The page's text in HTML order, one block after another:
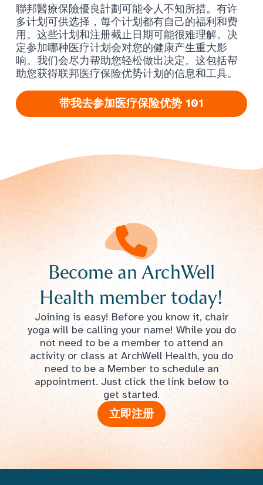
聯邦醫療保險優良計劃可能令人不知所措。有许
多计划可供选择，每个计划都有自己的福利和费
用。这些计划和注册截止日期可能很难理解。决
定参加哪种医疗计划会对您的健康产生重大影
响。我们会尽力帮助您轻松做出决定。这包括帮
助您获得联邦医疗保险优势计划的信息和工具。
带我去参加医疗保险优势 101
Become an ArchWell
Health member today!
Joining is easy! Before you know it, chair
yoga will be calling your name! While you do
not need to be a member to attend an
activity or class at ArchWell Health, you do
need to be a Member to schedule an
appointment. Just click the link below to
get started.
立即注册